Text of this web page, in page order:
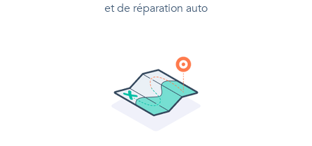
et de réparation auto